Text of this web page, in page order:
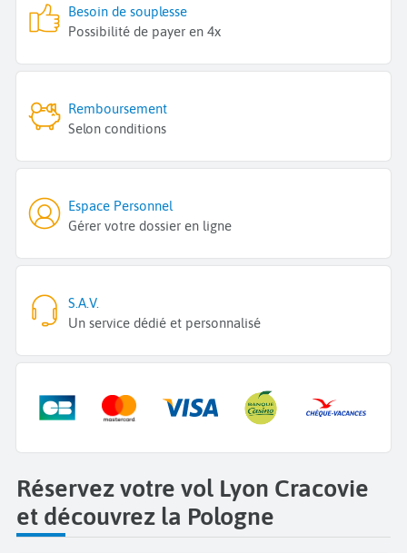
Besoin de souplesse
Possibilité de payer en 4x
Remboursement
Selon conditions
Espace Personnel
Gérer votre dossier en ligne
S.A.V.
Un service dédié et personnalisé
Réservez votre vol Lyon Cracovie
et découvrez la Pologne